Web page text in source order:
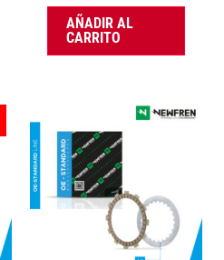
AÑADIR AL
CARRITO